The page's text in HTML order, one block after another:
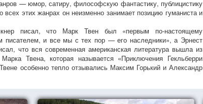
— юмор, сатиру, философскую фантастику, публицистику
всех этих жанрах он неизменно занимает позицию гуманиста и
писал, что Марк Твен был «первым по-настоящему
писателем, и все мы с тех пор — его наследники», а Эрнест
что вся современная американская литература вышла из
Твена, которая называется «Приключения Гекльберри
особенно тепло отзывались Максим Горький и Александр